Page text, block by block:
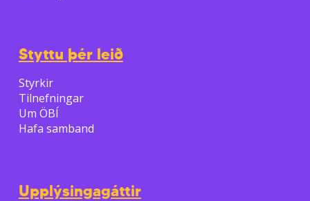
Styttu þér leið
Styrkir
Tilnefningar
Um ÖBÍ
Hafa samband
Upplýsingagáttir